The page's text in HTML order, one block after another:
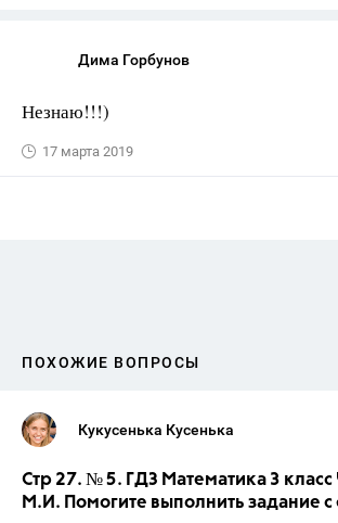
Дима Горбунов
Незнаю!!!)
17 марта 2019
ПОХОЖИЕ ВОПРОСЫ
Кукусенька Кусенька
Стр 27. № 5. ГДЗ Математика 3
М.И. Помогите выполнить задание